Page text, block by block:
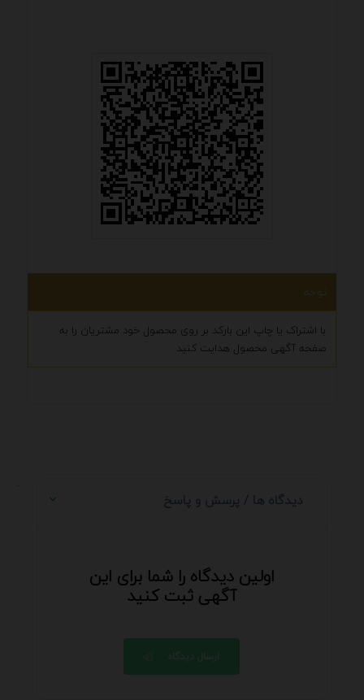
توجه
با اشتراک یا چاپ این بارکد بر روی محصول خود مشتریان را به
صفحه آگهی محصول هدایت کنید
دیدگاه ها / پرسش و پاسخ
اولین دیدگاه را شما برای این
آگهی ثبت کنید
ارسال دیدگاه
.